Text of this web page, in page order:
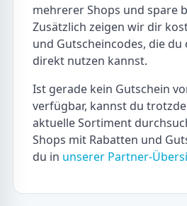
mehrerer Shops und spare
Zusätzlich zeigen wir dir
und Gutscheincodes, die
direkt nutzen kannst.
Ist gerade kein Gutschein
verfügbar, kannst du
aktuelle Sortiment
Shops mit Rabatten und
du in unserer Partner-